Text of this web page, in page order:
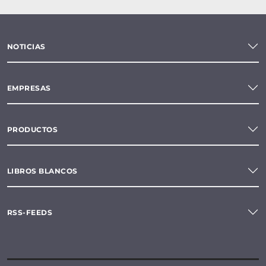
NOTICIAS
EMPRESAS
PRODUCTOS
LIBROS BLANCOS
RSS-FEEDS